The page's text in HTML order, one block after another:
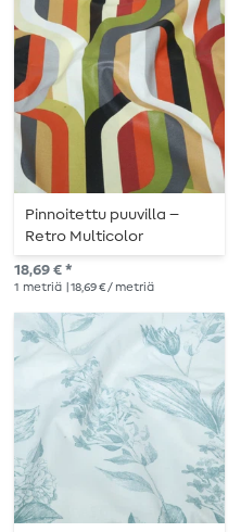
Pinnoitettu puuvilla –
Retro Multicolor
18,69 € *
1 metriä | 18,69 € / metriä